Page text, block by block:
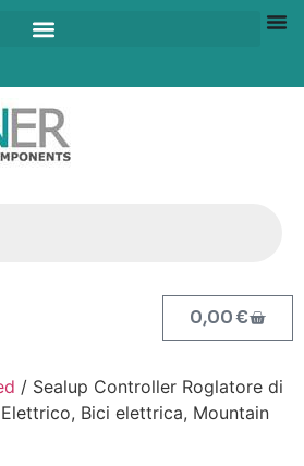
0,00€
/ Sealup Controller Roglatore di
Bici elettrica, Mountain